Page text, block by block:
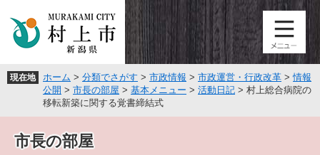
頭
飛現在地 ホーム > 分類でさがす > 市政情報 > 市政運営・行政改革 >情報
公開 > 市長の部屋 > 基本メニュー > 活動日記 > 村上総合病院の
移転新築に関する覚書締結式
市長の部屋